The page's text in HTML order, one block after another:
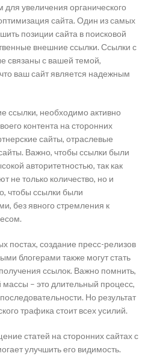
увеличения органического
сайта. Один из самых
позиции сайта в поисковой
внешние ссылки. Ссылки с
связаны с вашей темой,
ваш сайт является надежным
ссылки, необходимо активно
контента на сторонних
сайты, отраслевые
Важно, чтобы ссылки были
авторитетностью, так как
не только количество, но и
чтобы ссылки были
без явного стремления к
постах, создание пресс-релизов
блогерами также могут стать
ссылок. Важно помнить,
– это длительный процесс,
Но результат
трафика стоит всех усилий.
статей на сторонних сайтах с
улучшить его видимость.